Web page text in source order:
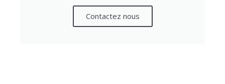
Contactez nous